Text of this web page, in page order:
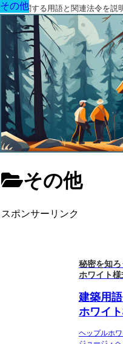
建築に関する用語と関連法令を説
その他
スポンサーリンク
その他
秘密を知
ホワイト様
建築用
ホワイト
ヘップルホ
その他
その他
その他
その他
その他
その他
その他
その他
その他
その他
その他
その他
その他
その他
その他
その他
その他
その他
その他
その他
その他
その他
その他